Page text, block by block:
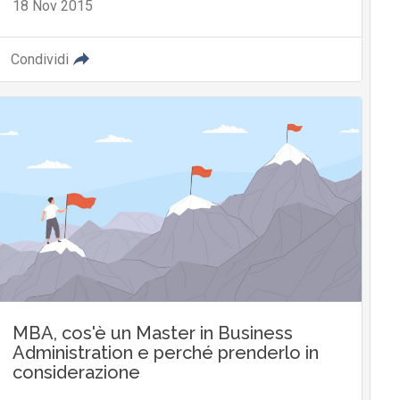
18 Nov 2015
Condividi
MBA, cos'è un Master in Business
Administration e perché prenderlo in
considerazione